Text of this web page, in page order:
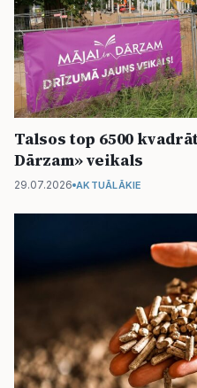
Talsos top 6500
Dārzam» veikals
29.07.2026 AKTUĀLĀKIE